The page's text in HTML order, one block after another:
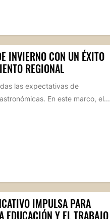
INVIERNO CON UN ÉXITO
REGIONAL
las expectativas de
En este marco, el...
IMPULSA PARA
EDUCACIÓN Y EL TRABAJO